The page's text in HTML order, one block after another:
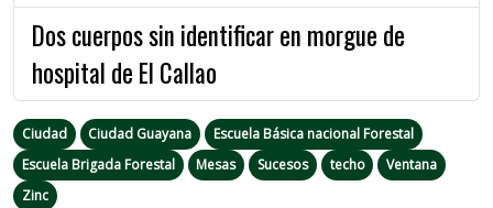
Dos cuerpos sin identificar en morgue de
hospital de El Callao
Ciudad Ciudad Guayana
Escuela Básica nacional Forestal
Escuela Brigada Forestal
Mesas Sucesos techo
Ventana
Zinc